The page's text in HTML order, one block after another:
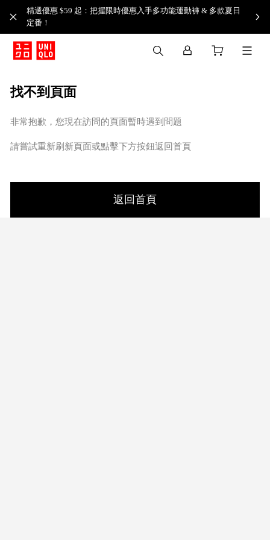
精選優惠 $59 起：把握限時優惠入手多功能運動褲 & 多款夏日
定番！​
找不到頁面
非常抱歉，您現在訪問的頁面暫時遇到問題
請嘗試重新刷新頁面或點擊下方按鈕返回首頁
返回首頁